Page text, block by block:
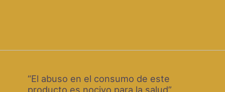
“El abuso en el consumo de este
producto es nocivo para la salud”